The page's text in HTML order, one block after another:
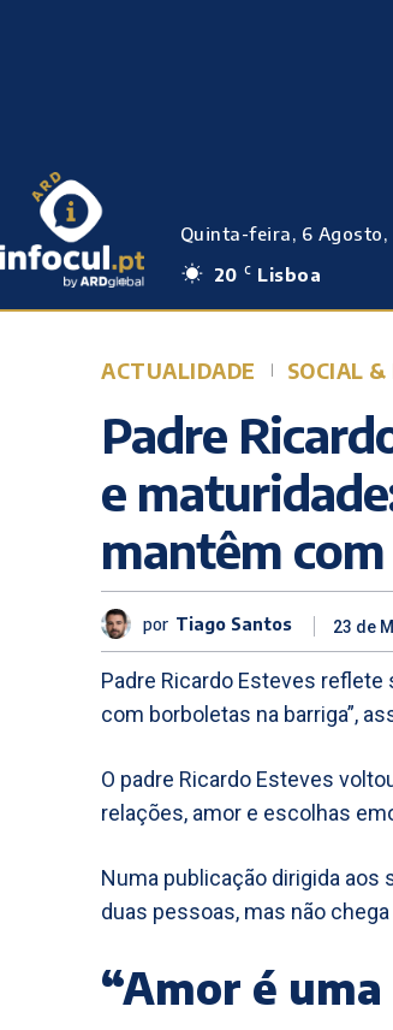
Quinta-feira, 6 Agosto,
20 C Lisboa
ACTUALIDADE SOCIAL
Padre
e
mantêm
por Tiago Santos 23 de
Padre Ricardo Esteves
com borboletas na barriga”,
O padre Ricardo Esteves
relações, amor e escolhas
Numa publicação dirigida aos
duas pessoas, mas não
“Amor é